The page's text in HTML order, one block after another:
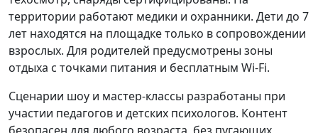
территории работают медики и охранники. Дети до 7
лет находятся на площадке только в сопровождении
взрослых. Для родителей предусмотрены зоны
отдыха с точками питания и бесплатным Wi-Fi.
Сценарии шоу и мастер-классы разработаны при
участии педагогов и детских психологов. Контент